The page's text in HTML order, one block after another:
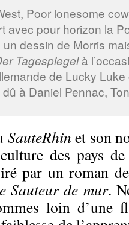
Poor lonesome
avec pour horizon la
dessin de Morris
Tagespiegelà
de Lucky
à Daniel Pennac,
SauteRhin et son
des pays
par un roman
Sauteur de mur.
loin d’une